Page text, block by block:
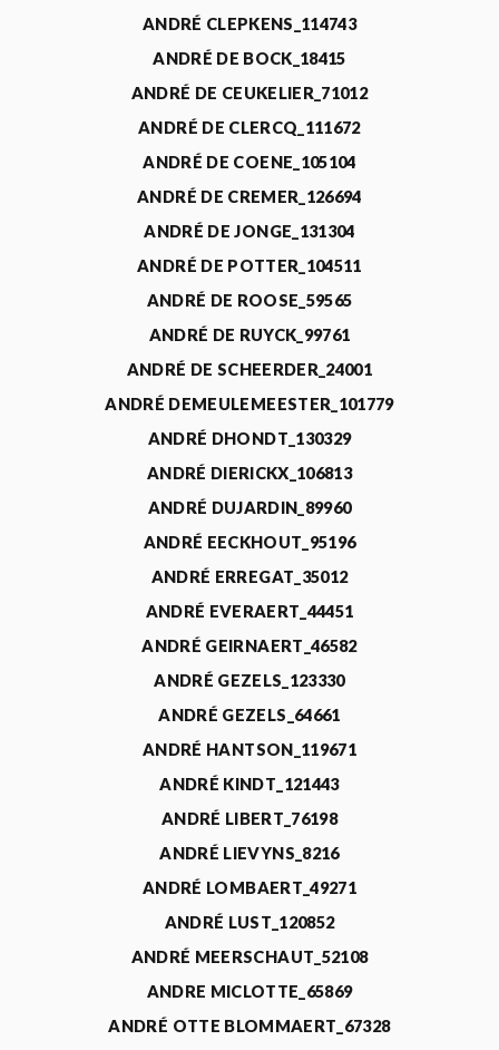
ANDRÉ CLEPKENS_114743
ANDRÉ DE BOCK_18415
ANDRÉ DE CEUKELIER_71012
ANDRÉ DE CLERCQ_111672
ANDRÉ DE COENE_105104
ANDRÉ DE CREMER_126694
ANDRÉ DE JONGE_131304
ANDRÉ DE POTTER_104511
ANDRÉ DE ROOSE_59565
ANDRÉ DE RUYCK_99761
ANDRÉ DE SCHEERDER_24001
ANDRÉ DEMEULEMEESTER_101779
ANDRÉ DHONDT_130329
ANDRÉ DIERICKX_106813
ANDRÉ DUJARDIN_89960
ANDRÉ EECKHOUT_95196
ANDRÉ ERREGAT_35012
ANDRÉ EVERAERT_44451
ANDRÉ GEIRNAERT_46582
ANDRÉ GEZELS_123330
ANDRÉ GEZELS_64661
ANDRÉ HANTSON_119671
ANDRÉ KINDT_121443
ANDRÉ LIBERT_76198
ANDRÉ LIEVYNS_8216
ANDRÉ LOMBAERT_49271
ANDRÉ LUST_120852
ANDRÉ MEERSCHAUT_52108
ANDRE MICLOTTE_65869
ANDRÉ OTTE BLOMMAERT_67328